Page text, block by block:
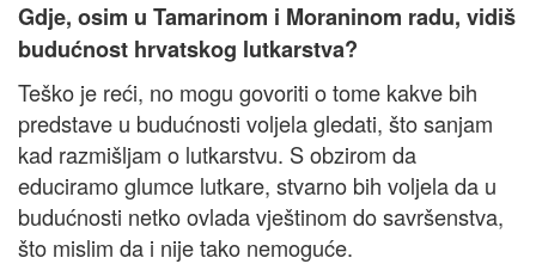
Gdje, osim u Tamarinom i Moraninom radu, vidiš
budućnost hrvatskog lutkarstva?
Teško je reći, no mogu govoriti o tome kakve bih
predstave u budućnosti voljela gledati, što sanjam
kad razmišljam o lutkarstvu. S obzirom da
educiramo glumce lutkare, stvarno bih voljela da u
budućnosti netko ovlada vještinom do savršenstva,
što mislim da i nije tako nemoguće.